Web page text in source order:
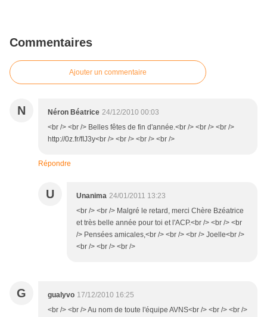
Commentaires
Ajouter un commentaire
N Néron Béatrice 24/12/2010 00:03
<br /> <br /> Belles fêtes de fin d'année.<br /> <br /> <br />
http://0z.fr/fIJ3y<br /> <br /> <br /> <br />
Répondre
U Unanima 24/01/2011 13:23
<br /> <br /> Malgré le retard, merci Chère Bzéatrice
et très belle année pour toi et l'ACP.<br /> <br /> <br
/> Pensées amicales,<br /> <br /> <br /> Joelle<br />
<br /> <br /> <br />
G gualyvo 17/12/2010 16:25
<br /> <br /> Au nom de toute l'équipe AVNS<br /> <br /> <br />